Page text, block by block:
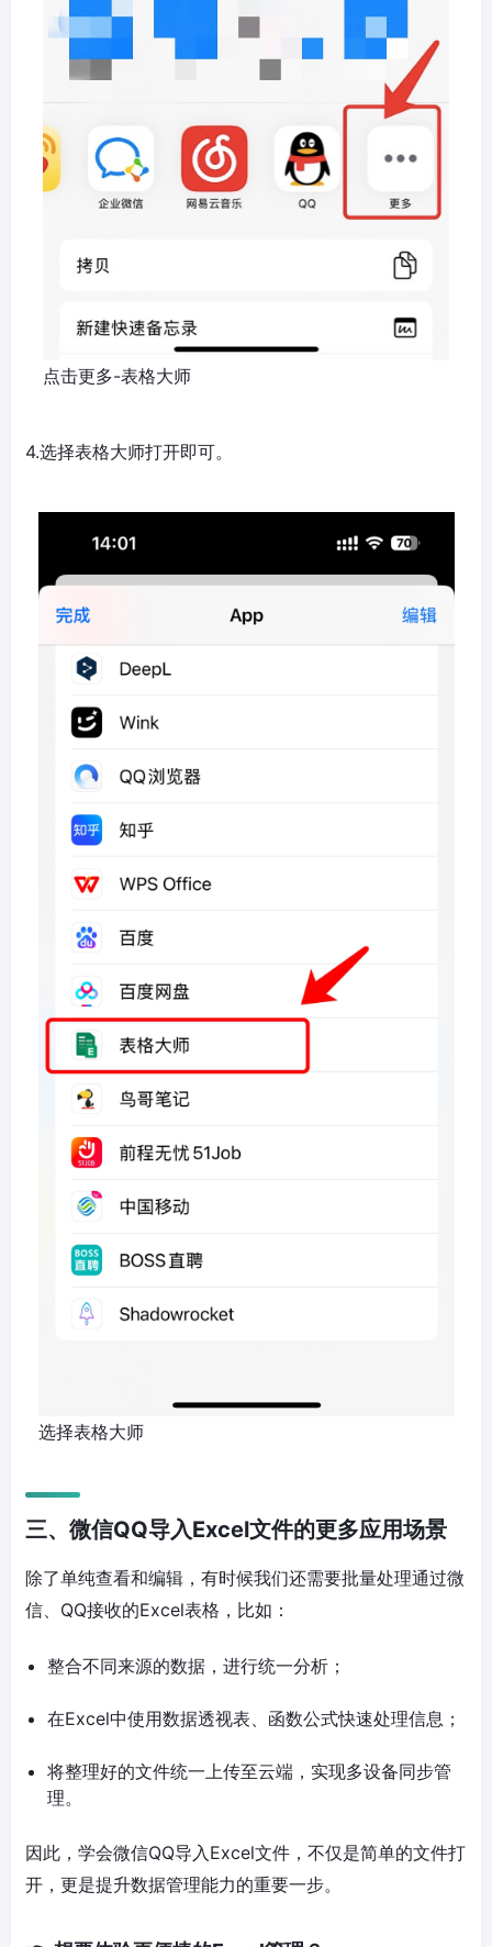
点击更多-表格大师
4.选择表格大师打开即可。
选择表格大师
三、微信QQ导入Excel文件的更多应用场景
除了单纯查看和编辑，有时候我们还需要批量处理通过微
信、QQ接收的Excel表格，比如：
整合不同来源的数据，进行统一分析；
在Excel中使用数据透视表、函数公式快速处理信息；
将整理好的文件统一上传至云端，实现多设备同步管
理。
因此，学会微信QQ导入Excel文件，不仅是简单的文件打
开，更是提升数据管理能力的重要一步。